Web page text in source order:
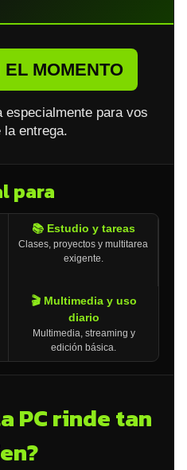
MOMENTO
especialmente para vos
la entrega.
para
📚 Estudio y tareas
Clases, proyectos y multitarea
exigente.
🎬 Multimedia y uso
diario
Multimedia, streaming y
edición básica.
PC rinde tan